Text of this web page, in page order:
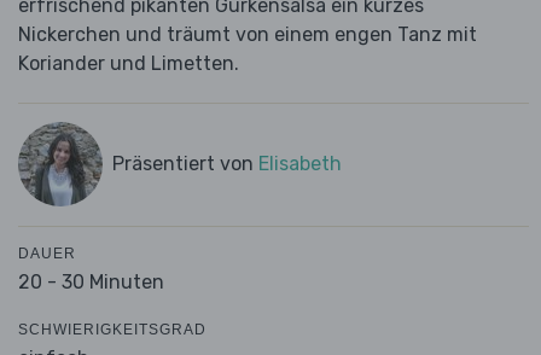
erfrischend pikanten Gurkensalsa ein kurzes
Nickerchen und träumt von einem engen Tanz mit
Koriander und Limetten.
Präsentiert von Elisabeth
DAUER
20 - 30 Minuten
SCHWIERIGKEITSGRAD